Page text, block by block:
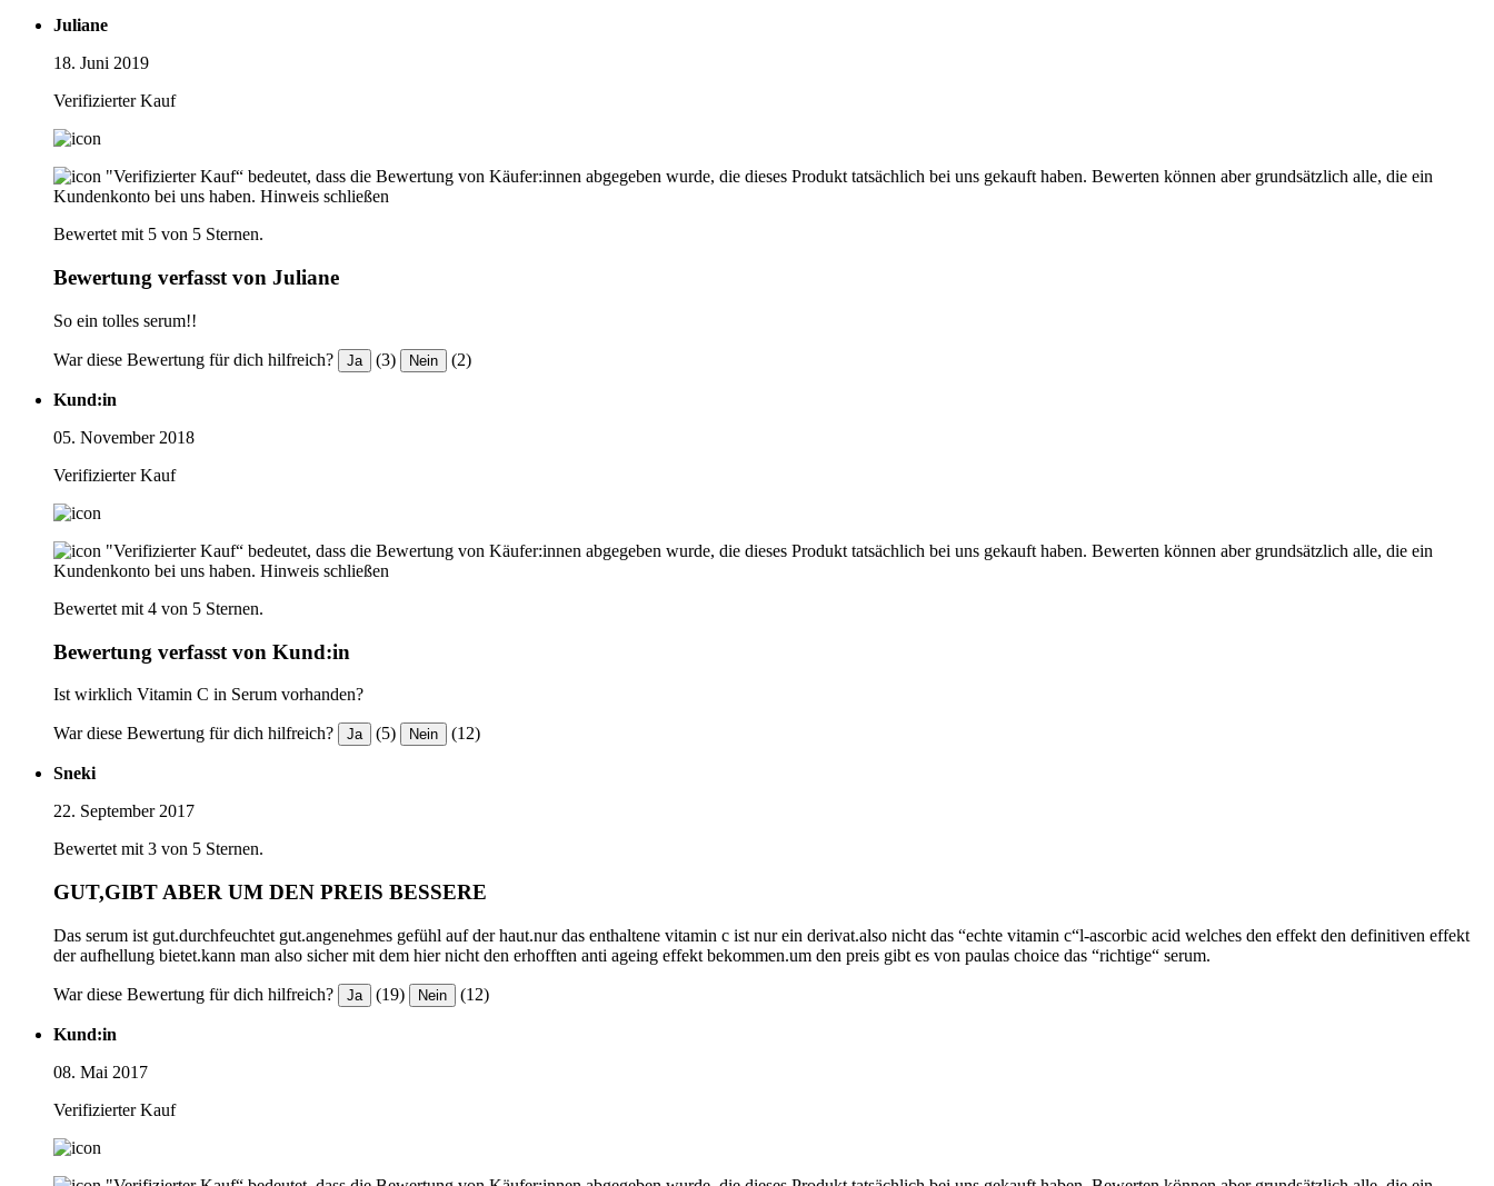
Juliane
18. Juni 2019
Verifizierter Kauf
"Verifizierter Kauf“ bedeutet, dass die Bewertung von Käufer:innen abgegeben wurde, die dieses Produkt tatsächlich bei uns gekauft haben. Bewerten können aber grundsätzlich alle, die ein
Kundenkonto bei uns haben. Hinweis schließen
Bewertet mit 5 von 5 Sternen.
Bewertung verfasst von Juliane
So ein tolles serum!!
War diese Bewertung für dich hilfreich? Ja (3) Nein (2)
Kund:in
05. November 2018
Verifizierter Kauf
"Verifizierter Kauf“ bedeutet, dass die Bewertung von Käufer:innen abgegeben wurde, die dieses Produkt tatsächlich bei uns gekauft haben. Bewerten können aber grundsätzlich alle, die ein
Kundenkonto bei uns haben. Hinweis schließen
Bewertet mit 4 von 5 Sternen.
Bewertung verfasst von Kund:in
Ist wirklich Vitamin C in Serum vorhanden?
War diese Bewertung für dich hilfreich? Ja (5) Nein (12)
Sneki
22. September 2017
Bewertet mit 3 von 5 Sternen.
GUT,GIBT ABER UM DEN PREIS BESSERE
Das serum ist gut.durchfeuchtet gut.angenehmes gefühl auf der haut.nur das enthaltene vitamin c ist nur ein derivat.also nicht das “echte vitamin c“l-ascorbic acid welches den effekt den definitiven effekt
der aufhellung bietet.kann man also sicher mit dem hier nicht den erhofften anti ageing effekt bekommen.um den preis gibt es von paulas choice das “richtige“ serum.
War diese Bewertung für dich hilfreich? Ja (19) Nein (12)
Kund:in
08. Mai 2017
Verifizierter Kauf